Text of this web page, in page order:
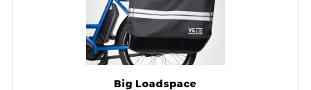
Big Loadspace